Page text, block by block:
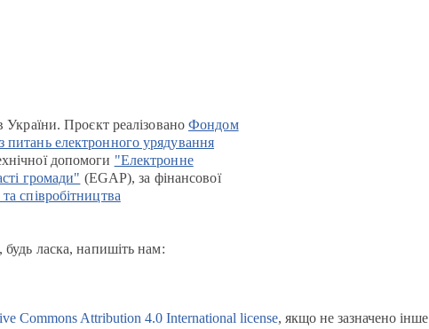
України. Проєкт реалізованоФондом
електронного урядування
допомоги "Електронне
громади" (EGAP), за фінансової
співробітництва
ласка, напишіть нам:
Commons Attribution 4.0 International license, якщо не зазначено інше